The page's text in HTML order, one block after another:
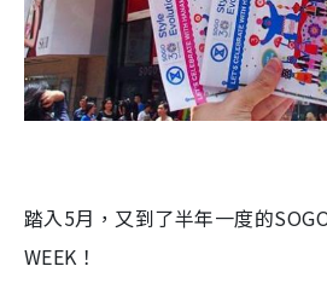
踏入5月，又到了半年一度的
WEEK！